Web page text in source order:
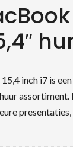
inch i7 is